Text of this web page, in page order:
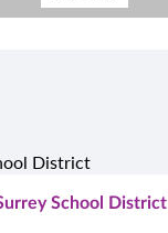
School District